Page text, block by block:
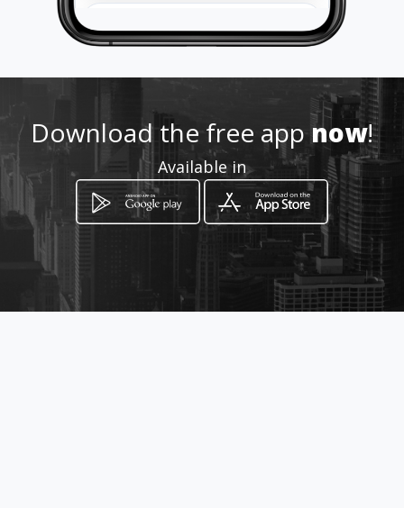
Location -
How to get
Carrera 6 # 2 15 oficina 203/204
Download the free appnow!
Available in